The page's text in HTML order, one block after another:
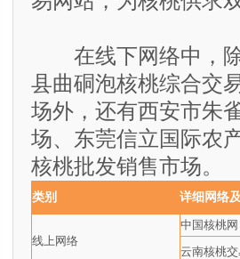
在线下网络中，除
县曲硐泡核桃综合交
场外，还有西安市朱
场、东莞信立国际农
核桃批发销售市场。
类别 详细网络
线上网络
中国核桃网
云南核桃交